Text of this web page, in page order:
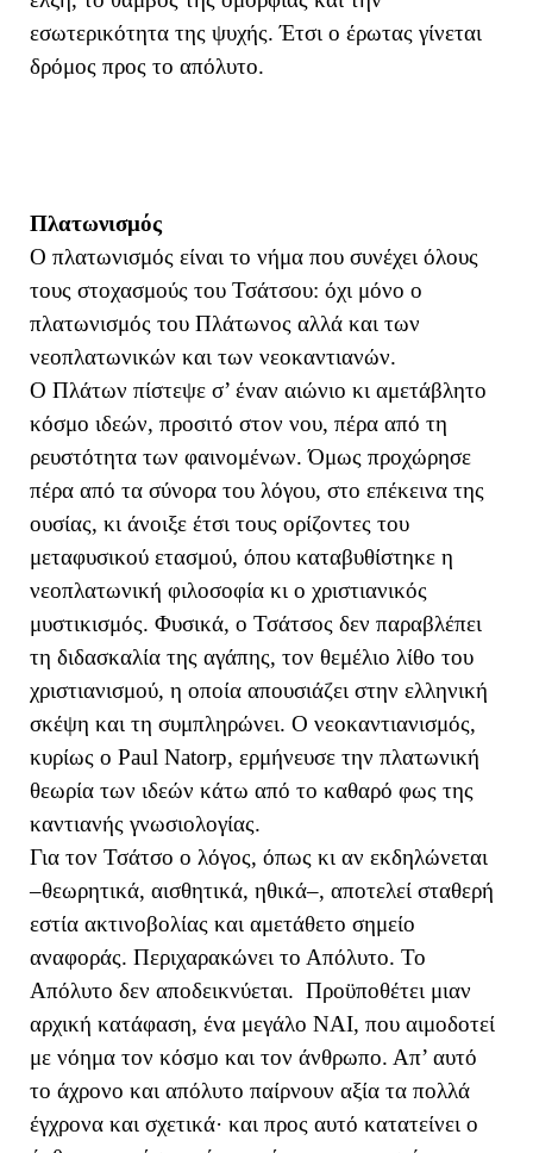
εσωτερικότητα της ψυχής. Έτσι ο έρωτας γίνεται
δρόμος προς το απόλυτο.
Πλατωνισμός
Ο πλατωνισμός είναι το νήμα που συνέχει όλους
τους στοχασμούς του Τσάτσου: όχι μόνο ο
πλατωνισμός του Πλάτωνος αλλά και των
νεοπλατωνικών και των νεοκαντιανών.
Ο Πλάτων πίστεψε σ’ έναν αιώνιο κι αμετάβλητο
κόσμο ιδεών, προσιτό στον νου, πέρα από τη
ρευστότητα των φαινομένων. Όμως προχώρησε
πέρα από τα σύνορα του λόγου, στο επέκεινα της
ουσίας, κι άνοιξε έτσι τους ορίζοντες του
μεταφυσικού ετασμού, όπου καταβυθίστηκε η
νεοπλατωνική φιλοσοφία κι ο χριστιανικός
μυστικισμός. Φυσικά, ο Τσάτσος δεν παραβλέπει
τη διδασκαλία της αγάπης, τον θεμέλιο λίθο του
χριστιανισμού, η οποία απουσιάζει στην ελληνική
σκέψη και τη συμπληρώνει. Ο νεοκαντιανισμός,
κυρίως ο Paul Natorp, ερμήνευσε την πλατωνική
θεωρία των ιδεών κάτω από το καθαρό φως της
καντιανής γνωσιολογίας.
Για τον Τσάτσο ο λόγος, όπως κι αν εκδηλώνεται
–θεωρητικά, αισθητικά, ηθικά–, αποτελεί σταθερή
εστία ακτινοβολίας και αμετάθετο σημείο
αναφοράς. Περιχαρακώνει το Απόλυτο. Το
Απόλυτο δεν αποδεικνύεται. Προϋποθέτει μιαν
αρχική κατάφαση, ένα μεγάλο ΝΑΙ, που αιμοδοτεί
με νόημα τον κόσμο και τον άνθρωπο. Απ’ αυτό
το άχρονο και απόλυτο παίρνουν αξία τα πολλά
έγχρονα και σχετικά· και προς αυτό κατατείνει ο